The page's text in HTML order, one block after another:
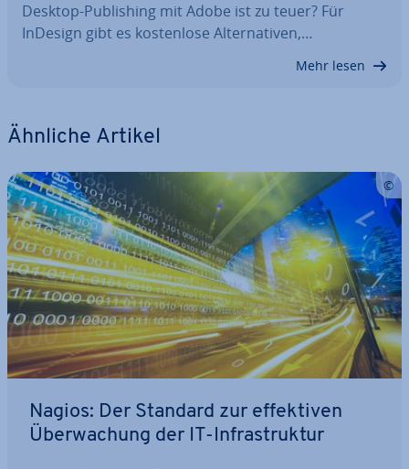
Desktop-Pu­bli­shing mit Adobe ist zu teuer? Für
InDesign gibt es kos­ten­lo­se Al­ter­na­ti­ven,…
Mehr lesen
Ähnliche Artikel
Nagios: Der Standard zur ef­fek­ti­ven
Über­wa­chung der IT-In­fra­struk­tur